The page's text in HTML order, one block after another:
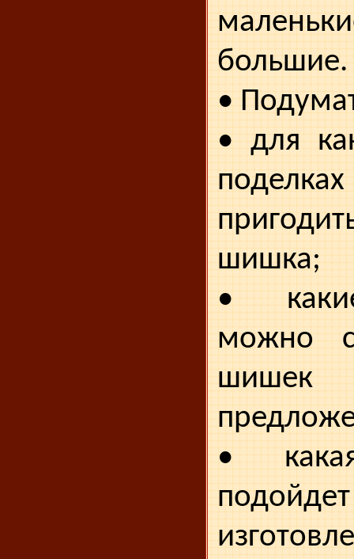
боль­шие.
•
• для
шишка;
•
можно
шишек
•